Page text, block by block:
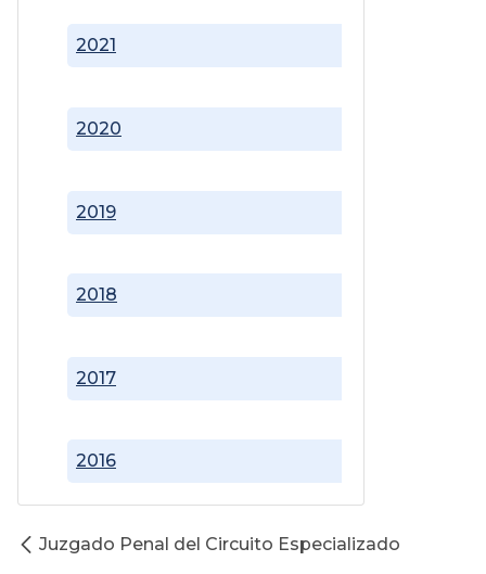
2016
2017
2018
2019
2020
2021
Juzgado Penal del Circuito Especializado